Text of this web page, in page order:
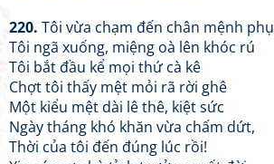
220. Tôi vừa chạm đến chân mệnh phụ
Tôi ngã xuống, miệng oà lên khóc rú
Tôi bắt đầu kể mọi thứ cà kê
Chợt tôi thấy mệt mỏi rã rời ghê
Một kiểu mệt dài lê thê, kiệt sức
Ngày tháng khó khăn vừa chấm dứt,
Thời của tôi đến đúng lúc rồi!